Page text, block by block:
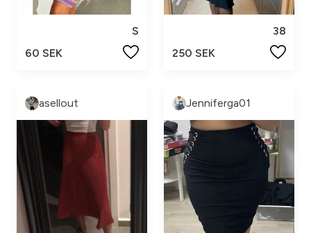
S
60 SEK
38
250 SEK
asellout Jenniferga01